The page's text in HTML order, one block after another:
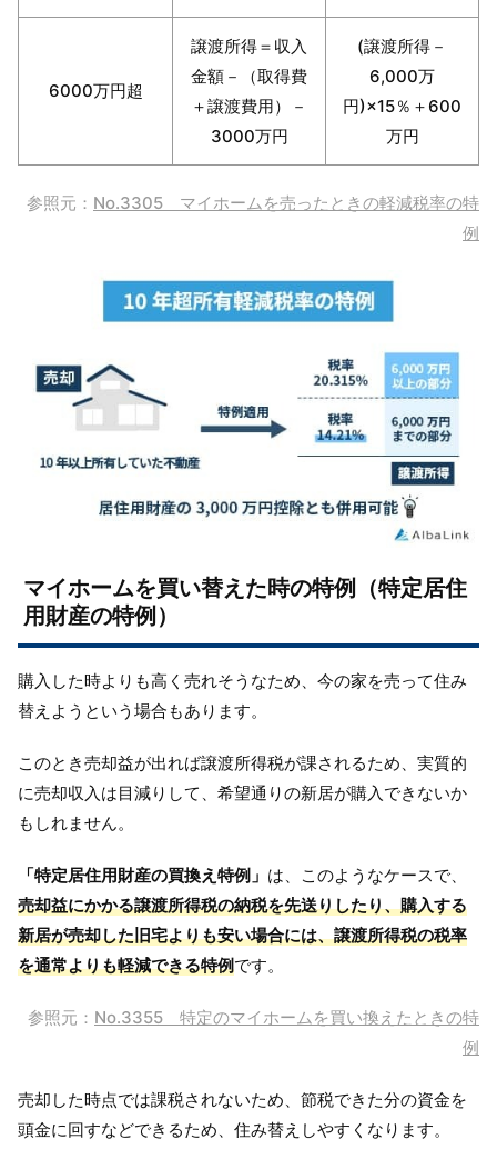
6000万円超
譲渡所得＝収入
金額－（取得費
＋譲渡費用）－
3000万円
(譲渡所得－
6,000万
円)×15％＋600
万円
参照元： No.3305 マイホームを売ったときの軽減税率の特
例
マイホームを買い替えた時の特例（特定居住
用財産の特例）
購入した時よりも高く売れそうなため、今の家を売って住み
替えようという場合もあります。
このとき売却益が出れば譲渡所得税が課されるため、実質的
に売却収入は目減りして、希望通りの新居が購入できないか
もしれません。
「特定居住用財産の買換え特例」 は、このようなケースで、
売却益にかかる譲渡所得税の納税を先送りしたり、購入する
新居が売却した旧宅よりも安い場合には、譲渡所得税の税率
を通常よりも軽減できる特例です。
参照元： No.3355 特定のマイホームを買い換えたときの特
例
売却した時点では課税されないため、節税できた分の資金を
頭金に回すなどできるため、住み替えしやすくなります。